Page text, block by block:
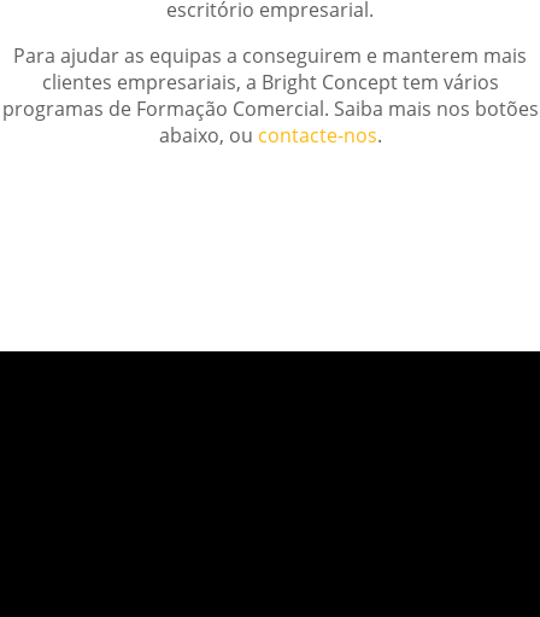
escritório empresarial.
Para ajudar as equipas a conseguirem e manterem mais
clientes empresariais, a Bright Concept tem vários
programas de Formação Comercial. Saiba mais nos botões
abaixo, ou contacte-nos.